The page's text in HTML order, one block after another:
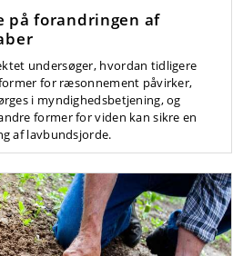
på forandringen af
undersøger, hvordan tidligere
for ræsonnement påvirker,
i myndighedsbetjening, og
former for viden kan sikre en
af lavbundsjorde.